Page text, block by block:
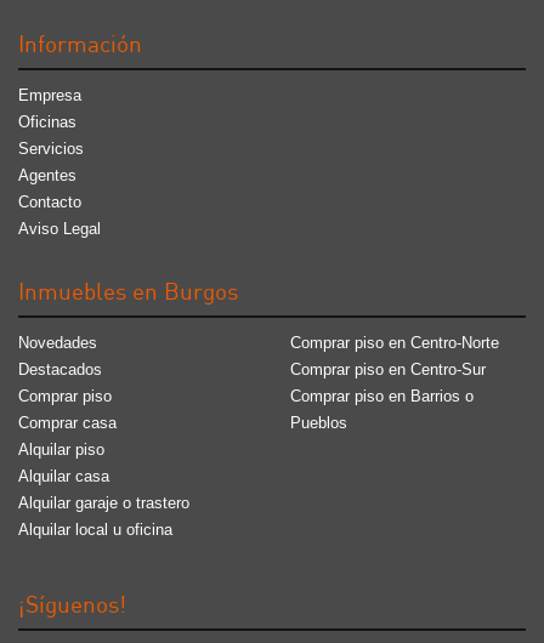
Información
Empresa
Oficinas
Servicios
Agentes
Contacto
Aviso Legal
Inmuebles en Burgos
Novedades
Destacados
Comprar piso
Comprar casa
Alquilar piso
Alquilar casa
Alquilar garaje o trastero
Alquilar local u oficina
Comprar piso en Centro-Norte
Comprar piso en Centro-Sur
Comprar piso en Barrios o
Pueblos
¡Síguenos!